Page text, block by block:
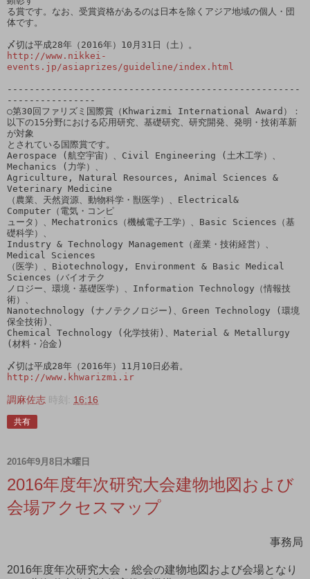
る賞です。なお、受賞資格があるのは日本を除くアジア地域の個人・団
体です。
http://www.nikkei-
events.jp/asiaprizes/guideline/index.html
-----------------------------------------------------
----------------
○第30回ファリズミ国際賞（Khwarizmi International Award）：
以下の15分野における応用研究、基礎研究、研究開発、発明・技術革新
が対象
とされている国際賞です。
Aerospace (航空宇宙）、Civil Engineering (土木工学）、
Mechanics (力学）、
Agriculture, Natural Resources, Animal Sciences &
Veterinary Medicine
（農業、天然資源、動物科学・獣医学）、Electrical&
Computer（電気・コンピ
ュータ）、Mechatronics（機械電子工学）、Basic Sciences（基
礎科学）、
Industry & Technology Management（産業・技術経営）、
Medical Sciences
（医学）、Biotechnology, Environment & Basic Medical
Sciences（バイオテク
ノロジー、環境・基礎医学）、Information Technology（情報技
術）、
Nanotechnology (ナノテクノロジー)、Green Technology (環境
保全技術)、
Chemical Technology (化学技術)、Material & Metallurgy
(材料・冶金)
http://www.khwarizmi.ir
調麻佐志 時刻: 16:16
共有
2016年9月8日木曜日
2016年度年次研究大会建物地図および
会場アクセスマップ
事務局
2016年度年次研究大会・総会の建物地図および会場となり